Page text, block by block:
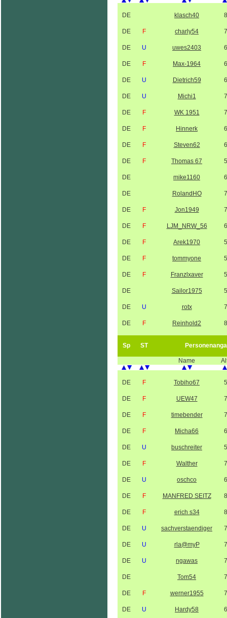
DE klasch40
DE F charly54
DE U uwes2403
DE F Max-1964
DE U Dietrich59
DE U Michi1
DE F WK 1951
DE F Hinnerk
DE F Steven62
DE F Thomas 67
DE mike1160
DE RolandHO
DE F Jon1949
DE F LJM_NRW_56
DE F Arek1970
DE F tommyone
DE F Franzlxaver
DE Sailor1975
DE U rotx
DE F Reinhold2
Sp ST
Name
DE F Tobiho67
DE F UEW47
DE F timebender
DE F Micha66
DE U buschreiter
DE F Walther
DE U oschco
DE F MANFRED SEITZ
DE F erich s34
DE U sachverstaendiger
DE U rla@myP
DE U ngawas
DE Tom54
DE F werner1955
DE U Hardy58